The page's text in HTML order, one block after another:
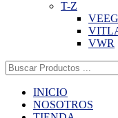
T-Z
VWR
Buscar:
INICIO
NOSOTROS